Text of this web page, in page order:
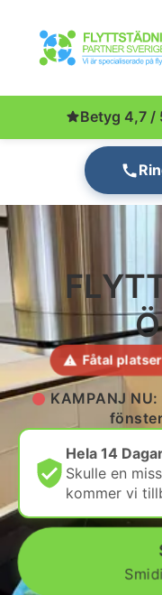
Betyg 4,7 /
Fåtal
KAMPANJ
Hela 14
Skulle en
kommer vi